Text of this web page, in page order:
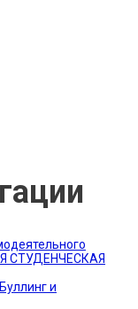
СТУДЕНЧЕСКАЯ
и